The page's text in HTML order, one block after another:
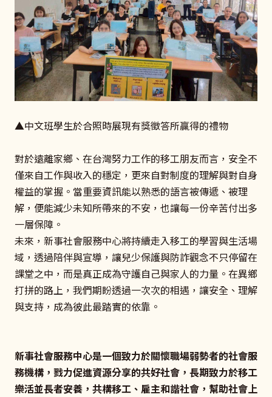
▲中文班學生於合照時展現有獎徵答所贏得的禮物
對於遠離家鄉、在台灣努力工作的移工朋友而言，安全不
僅來自工作與收入的穩定，更來自對制度的理解與對自身
權益的掌握。當重要資訊能以熟悉的語言被傳遞、被理
解，便能減少未知所帶來的不安，也讓每一份辛苦付出多
一層保障。
未來，新事社會服務中心將持續走入移工的學習與生活場
域，透過陪伴與宣導，讓兒少保護與防詐觀念不只停留在
課堂之中，而是真正成為守護自己與家人的力量。在異鄉
打拼的路上，我們期盼透過一次次的相遇，讓安全、理解
與支持，成為彼此最踏實的依靠。
新事社會服務中心是一個致力於關懷職場弱勢者的社會服
務機構，戮力促進資源分享的共好社會，長期致力於移工
樂活並長者安養，共構移工、雇主和諧社會，幫助社會上